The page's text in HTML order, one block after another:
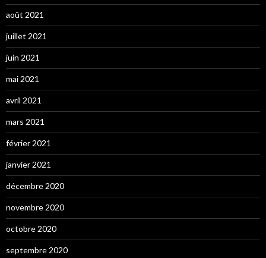
août 2021
juillet 2021
juin 2021
mai 2021
avril 2021
mars 2021
février 2021
janvier 2021
décembre 2020
novembre 2020
octobre 2020
septembre 2020